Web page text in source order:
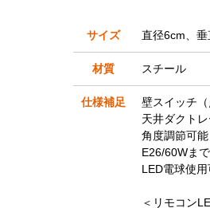
サイズ 直径6cm、
材質 スチール
仕様補足
壁スイッチ（
天井ダクト
角度調節可能
E26/60Wま
LED電球使
＜リモコン